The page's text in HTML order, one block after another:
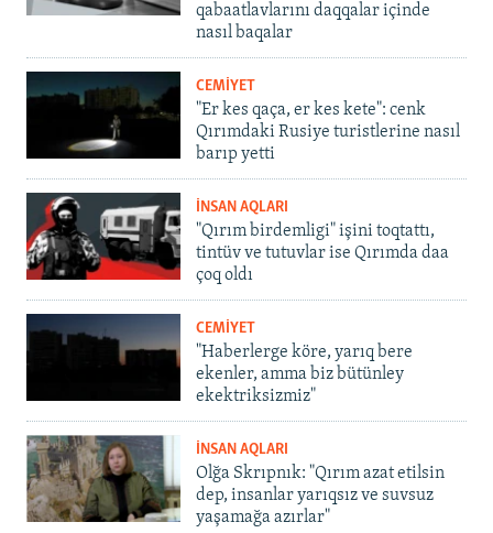
qabaatlavlarını daqqalar içinde
nasıl baqalar
CEMİYET
"Er kes qaça, er kes kete": cenk
Qırımdaki Rusiye turistlerine nasıl
barıp yetti
İNSAN AQLARI
"Qırım birdemligi" işini toqtattı,
tintüv ve tutuvlar ise Qırımda daa
çoq oldı
CEMİYET
"Haberlerge köre, yarıq bere
ekenler, amma biz bütünley
ekektriksizmiz"
İNSAN AQLARI
Olğa Skrıpnık: "Qırım azat etilsin
dep, insanlar yarıqsız ve suvsuz
yaşamağa azırlar"